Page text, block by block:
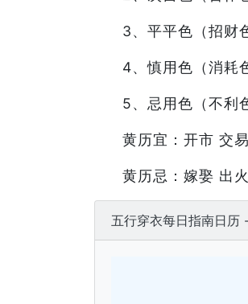
3、平平色（招财
4、慎用色（消耗
5、忌用色（不利
黄历宜：开市 交
黄历忌：嫁娶 出
五行穿衣每日指南日历